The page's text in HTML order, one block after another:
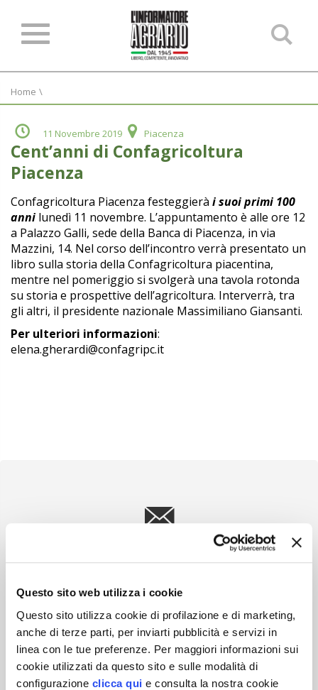
Questo sito web utilizza i cookie
Questo sito utilizza cookie di profilazione e di marketing,
anche di terze parti, per inviarti pubblicità e servizi in
linea con le tue preferenze. Per maggiori informazioni sui
cookie utilizzati da questo sito e sulle modalità di
configurazione clicca qui e consulta la nostra cookie
Home \
11 Novembre 2019 Piacenza
Cent’anni di Confagricoltura
Piacenza
Confagricoltura Piacenza festeggierà i suoi primi 100
anni lunedì 11 novembre. L’appuntamento è alle ore 12
a Palazzo Galli, sede della Banca di Piacenza, in via
Mazzini, 14. Nel corso dell’incontro verrà presentato un
libro sulla storia della Confagricoltura piacentina,
mentre nel pomeriggio si svolgerà una tavola rotonda
su storia e prospettive dell’agricoltura. Interverrà, tra
gli altri, il presidente nazionale Massimiliano Giansanti.
Per ulteriori informazioni:
elena.gherardi@confagripc.it
Scopri un servizio d'informazione di alta qualità. Tagliato sulle tue
ISCRIVITI